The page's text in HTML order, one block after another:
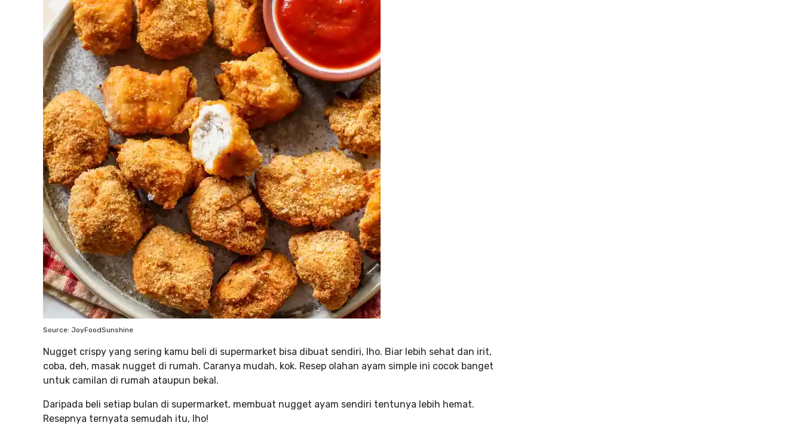
Source: JoyFoodSunshine
Nugget crispy yang sering kamu beli di supermarket bisa dibuat sendiri, lho. Biar lebih sehat dan irit,
coba, deh, masak nugget di rumah. Caranya mudah, kok. Resep olahan ayam simple ini cocok banget
untuk camilan di rumah ataupun bekal.
Daripada beli setiap bulan di supermarket, membuat nugget ayam sendiri tentunya lebih hemat.
Resepnya ternyata semudah itu, lho!